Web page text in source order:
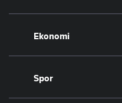
Politika
Eğitim
Ekonomi
Borsa
Altın
Spor